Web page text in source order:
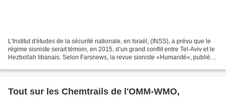
L'Institut d'études de la sécurité nationale, en Israël, (INSS), a prévu que le
régime sioniste serait témoin, en 2015, d’un grand conflit entre Tel-Aviv et le
Hezbollah libanais. Selon Farsnews, la revue sioniste «Humanité», publiée
Tout sur les Chemtrails de l'OMM-WMO,